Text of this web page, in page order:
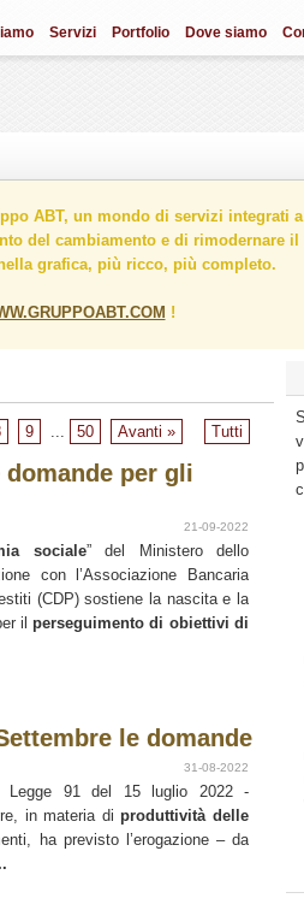
Servizi Portfolio Dove siamo
ABT, un mondo di servizi integrati
del cambiamento e di rimodernare
grafica, più ricco, più completo.
!
9 ... 50 Avanti » Tutti
per gli
21-09-2022
sociale” del Ministero dello
con l’Associazione Bancaria
(CDP) sostiene la nascita e la
ilperseguimento di obiettivi di
le domande
31-08-2022
Legge 91 del 15 luglio 2022 -
in materia diproduttività delle
ha previsto l’erogazione – da